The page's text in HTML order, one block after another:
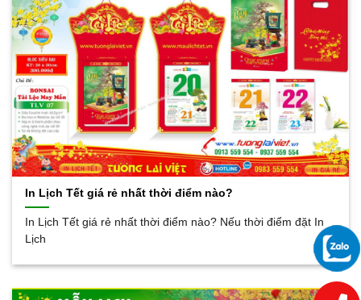
In Lịch Tết giá rẻ nhất thời điểm nào?
In Lịch Tết giá rẻ nhất thời điểm nào? Nếu thời điểm đặt In
Lịch